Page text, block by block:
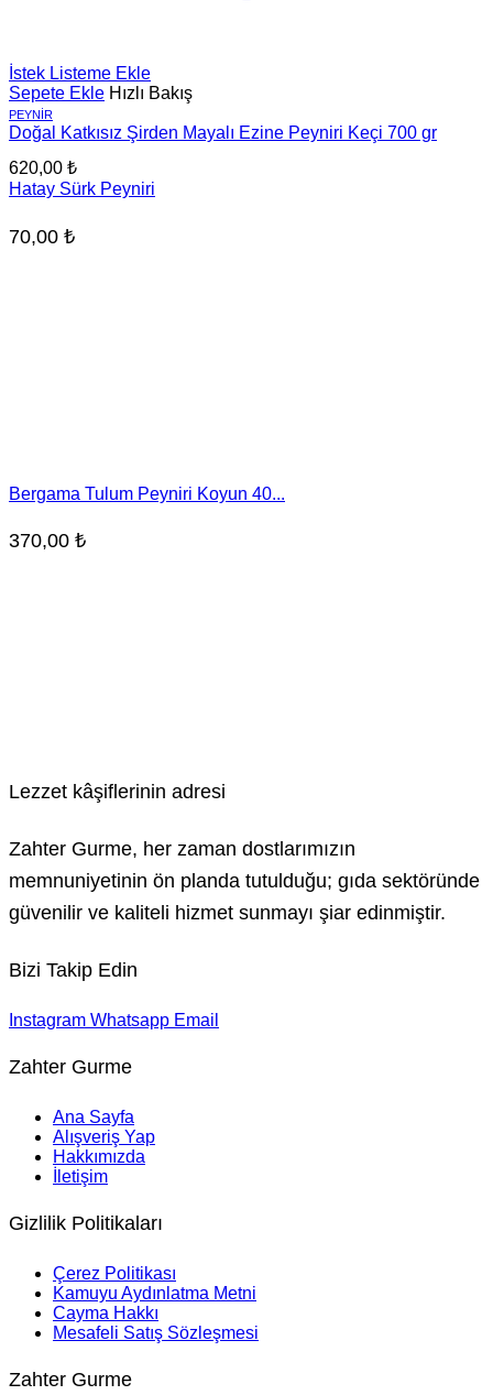
İstek Listeme Ekle
Sepete Ekle Hızlı Bakış
PEYNIR
Doğal Katkısız Şirden Mayalı Ezine Peyniri Keçi 700 gr
620,00 ₺
Hatay Sürk Peyniri
70,00 ₺
Bergama Tulum Peyniri Koyun 40...
370,00 ₺
Lezzet kâşiflerinin adresi
Zahter Gurme, her zaman dostlarımızın
memnuniyetinin ön planda tutulduğu; gıda sektöründe
güvenilir ve kaliteli hizmet sunmayı şiar edinmiştir.
Bizi Takip Edin
Instagram Whatsapp Email
Zahter Gurme
Ana Sayfa
Alışveriş Yap
Hakkımızda
İletişim
Gizlilik Politikaları
Çerez Politikası
Kamuyu Aydınlatma Metni
Cayma Hakkı
Mesafeli Satış Sözleşmesi
Zahter Gurme